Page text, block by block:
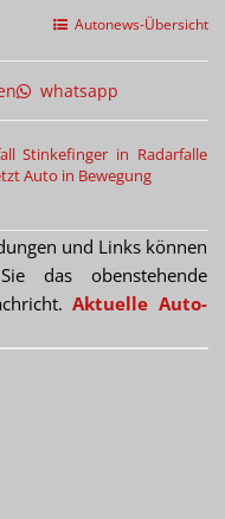
Autonews-Übersicht
whatsapp
Stinkefinger in Radarfalle
Auto in Bewegung
und Links können
das obenstehende
Aktuelle Auto-